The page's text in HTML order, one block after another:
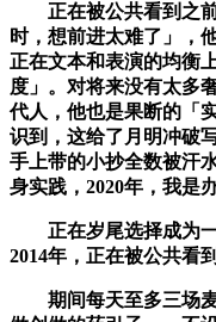
正在被公共看到之前
时，想前进太难了」，
正在文本和表演的均衡
度」。对将来没有太多
代人，他也是果断的「
识到，这给了月明冲破
手上带的小抄全数被汗
身实践，2020年，我是
正在岁尾选择成为一
2014年，正在被公共看
期间每天至多三场麦